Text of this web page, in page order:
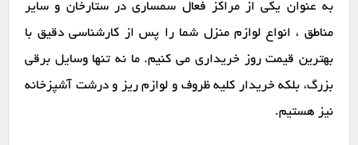
به عنوان یکی از مراکز فعال سمساری در ستارخان و سایر
مناطق ، انواع لوازم منزل شما را پس از کارشناسی دقیق با
بهترین قیمت روز خریداری می کنیم. ما نه تنها وسایل برقی
بزرگ، بلکه خریدار کلیه ظروف و لوازم ریز و درشت آشپزخانه
نیز هستیم.